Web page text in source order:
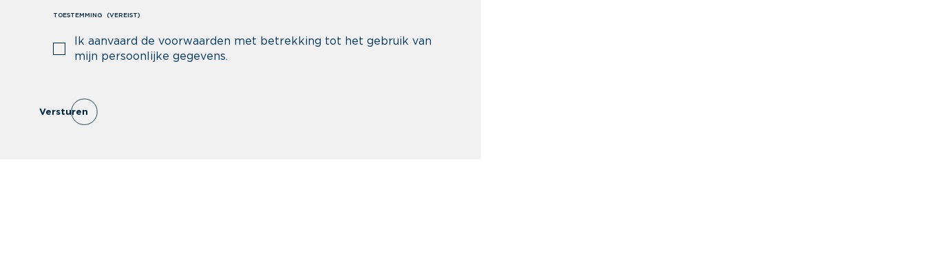
TOESTEMMING (VEREIST)
Ik aanvaard de voorwaarden met betrekking tot het gebruik van
mijn persoonlijke gegevens.
Versturen